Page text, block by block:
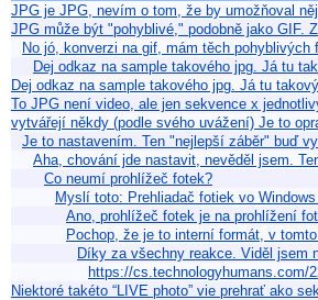
JPG je JPG, nevím o tom, že by umožňoval
JPG může být "pohyblivé," podobně jako GIF.
No jó, konverzi na gif, mám těch
Dej odkaz na sample takového jpg. Já tu
Dej odkaz na sample takového jpg. Já tu
To JPG není video, ale jen sekvence x
vytvářejí někdy (podle svého uvážení) Je to
Je to nastavením. Ten "nejlepší záběr" buď
Aha, chování jde nastavit, nevěděl jsem.
Co neumí prohlížeč fotek?
Myslí toto: Prehliadač fotiek vo
Ano, prohlížeč fotek je na prohlížení
Pochop, že je to interní formát, v
Díky za všechny reakce. Viděl jsem
https://cs.technologyhumans.com/
Niektoré takéto “LIVE photo” vie prehrať ako